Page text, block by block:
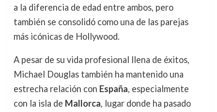
a la diferencia de edad entre ambos, pero
también se consolidó como una de las parejas
más icónicas de Hollywood.
A pesar de su vida profesional llena de éxitos,
Michael Douglas también ha mantenido una
estrecha relación con España, especialmente
con la isla de Mallorca, lugar donde ha pasado